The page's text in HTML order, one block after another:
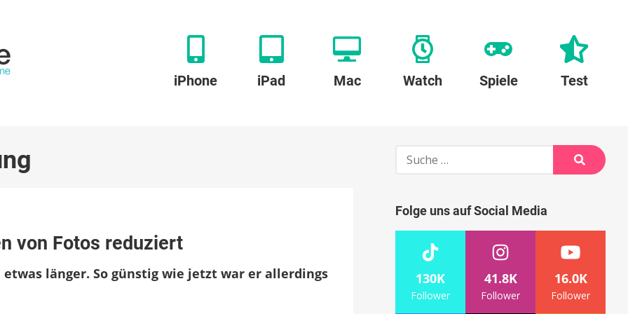
iPhone iPad Mac Watch Spiele Test
von Fotos reduziert
länger. So günstig wie jetzt war er allerdings
Suche
Suche
Folge uns auf Social Media
130K
Follower
41.8K
Follower
16.0K
Follower